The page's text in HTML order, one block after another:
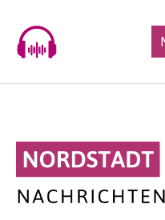
content